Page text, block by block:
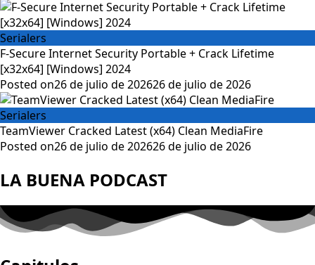
Serialers
F-Secure Internet Security Portable + Crack Lifetime
[x32x64] [Windows] 2024
Posted on26 de julio de 202626 de julio de 2026
Serialers
TeamViewer Cracked Latest (x64) Clean MediaFire
Posted on26 de julio de 202626 de julio de 2026
LA BUENA PODCAST